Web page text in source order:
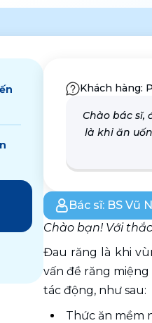
Khách hàng:
Chào bác sĩ,
là khi ăn
Bác sĩ: BS Vũ
Chào bạn! Với
Đau răng là khi
vấn đề răng
tác động, như sau:
Thức ăn mềm